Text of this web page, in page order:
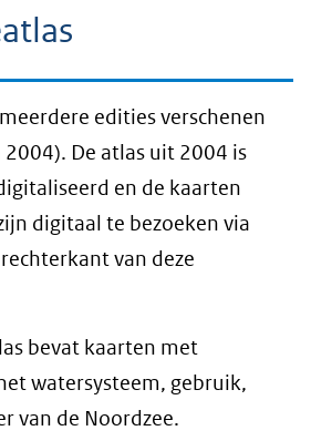
edities verschenen
De atlas uit 2004 is
en de kaarten
digitaal te bezoeken via
van deze
bevat kaarten met
watersysteem, gebruik,
van de Noordzee.